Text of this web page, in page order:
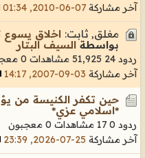
آخر مشاركة 07-06-2010, 01:34
مغلق, ثابت: اخلاق يسوع
بواسطة السيف البتار
ردود 24 51,925 مشاهدات
0 معجبون
آخر مشاركة 03-09-2007, 14:17
حين تكفر الكنيسة من
*اسلامي عزي*
ردود 0 17 مشاهدات
0 معجبون
آخر مشاركة 25-07-2026, 23:39